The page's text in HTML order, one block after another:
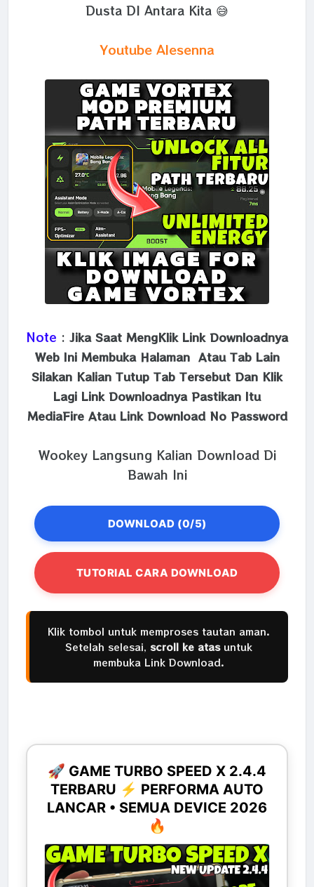
Dusta DI Antara Kita 😅
Youtube Alesenna
Note : Jika Saat MengKlik Link Downloadnya
Web Ini Membuka Halaman Atau Tab Lain
Silakan Kalian Tutup Tab Tersebut Dan Klik
Lagi Link Downloadnya Pastikan Itu
MediaFire Atau Link Download No Password
Wookey Langsung Kalian Download Di
Bawah Ini
DOWNLOAD (0/5)
TUTORIAL CARA DOWNLOAD
Klik tombol untuk memproses tautan aman.
Setelah selesai, scroll ke atasuntuk
membuka Link Download.
🚀 GAME TURBO SPEED X 2.4.4
TERBARU ⚡ PERFORMA AUTO
LANCAR • SEMUA DEVICE 2026
🔥